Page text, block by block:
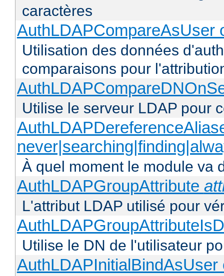
caractères
AuthLDAPCompareAsUser
Utilisation des données
comparaisons pour
Utilise le serveur LDAP pour
À quel moment le module va
AuthLDAPGroupAttribute
L'attribut LDAP utilisé pour
Utilise le DN de l'utilisateur
AuthLDAPInitialBindAsUser